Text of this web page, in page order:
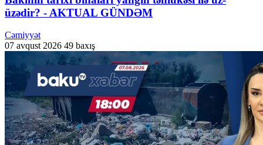
üzədir? - AKTUAL GÜNDƏM
Cəmiyyət
07 avqust 2026 49 baxış